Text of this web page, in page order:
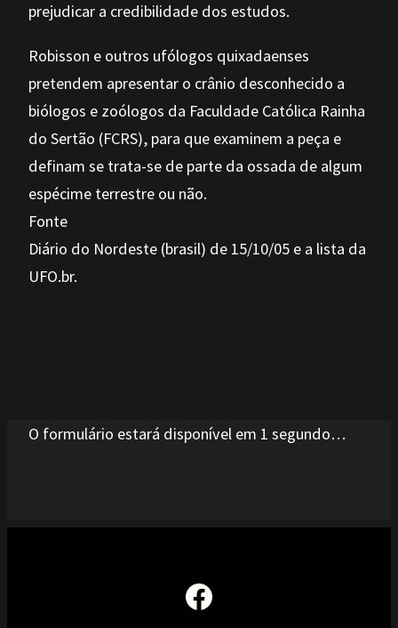
prejudicar a credibilidade dos estudos.
Robisson e outros ufólogos quixadaenses
pretendem apresentar o crânio desconhecido a
biólogos e zoólogos da Faculdade Católica Rainha
do Sertão (FCRS), para que examinem a peça e
definam se trata-se de parte da ossada de algum
espécime terrestre ou não.
Fonte
Diário do Nordeste (brasil) de 15/10/05 e a lista da
UFO.br.
O formulário estará disponível em 1 segundo…
Facebook